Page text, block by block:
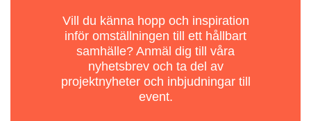
Vill du känna hopp och inspiration
inför omställningen till ett hållbart
samhälle? Anmäl dig till våra
nyhetsbrev och ta del av
projektnyheter och inbjudningar till
event.